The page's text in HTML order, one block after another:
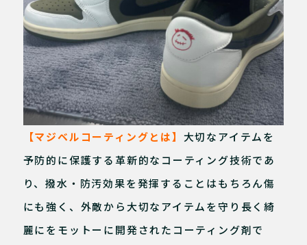
【マジベルコーティングとは】 大切なアイテムを
予防的に保護する革新的なコーティング技術であ
り、撥水・防汚効果を発揮することはもちろん傷
にも強く、外敵から大切なアイテムを守り長く綺
麗にをモットーに開発されたコーティング剤で